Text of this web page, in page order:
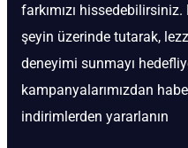
farkımızı
şeyin üzerinde tutarak,
deneyimi sunmayı
kampanyalarımızdan
indirimlerden yararlanın